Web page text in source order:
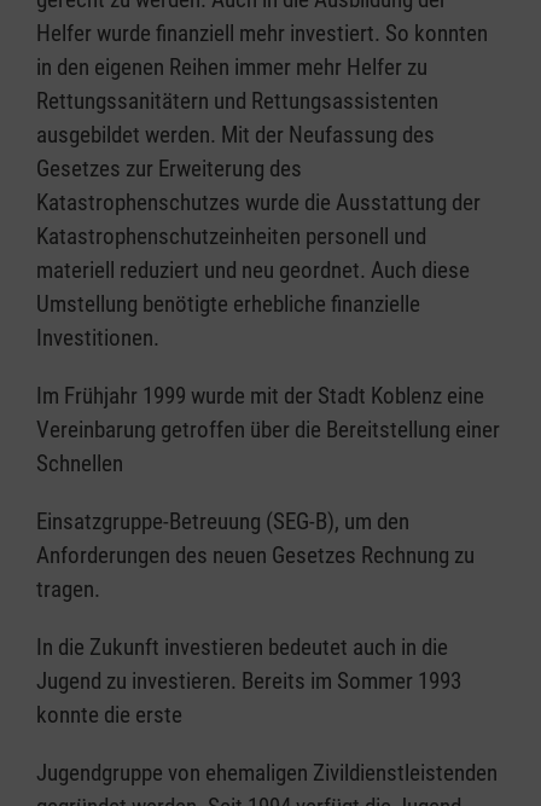
Helfer wurde finanziell mehr investiert. So konnten
in den eigenen Reihen immer mehr Helfer zu
Rettungssanitätern und Rettungsassistenten
ausgebildet werden. Mit der Neufassung des
Gesetzes zur Erweiterung des
Katastrophenschutzes wurde die Ausstattung der
Katastrophenschutzeinheiten personell und
materiell reduziert und neu geordnet. Auch diese
Umstellung benötigte erhebliche finanzielle
Investitionen.
Im Frühjahr 1999 wurde mit der Stadt Koblenz eine
Vereinbarung getroffen über die Bereitstellung einer
Schnellen
Einsatzgruppe-Betreuung (SEG-B), um den
Anforderungen des neuen Gesetzes Rechnung zu
tragen.
In die Zukunft investieren bedeutet auch in die
Jugend zu investieren. Bereits im Sommer 1993
konnte die erste
Jugendgruppe von ehemaligen Zivildienstleistenden